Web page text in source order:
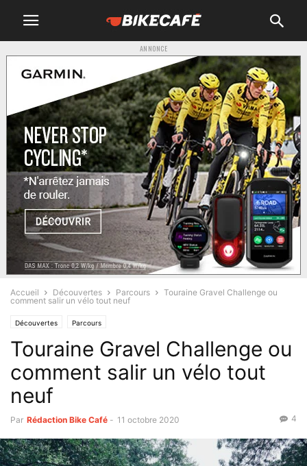
ANNONCE
Accueil Découvertes Parcours
Touraine Gravel Challenge ou
comment salir un vélo tout neuf
Découvertes Parcours
Touraine Gravel Challenge ou
comment salir un vélo tout
neuf
Par Rédaction Bike Café - 11 octobre 2020 4